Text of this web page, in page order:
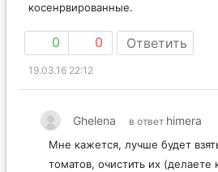
косенрвированные.
0 0 Ответить
19.03.16 22:12
Ghelena в ответ himera
Мне кажется, лучше будет
томатов, очистить их (делаете